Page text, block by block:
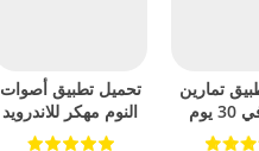
تمارين
البطن في 30 يوم
2024
تحميل تطبيق أصوات
النوم مهكر للاندرويد
2024